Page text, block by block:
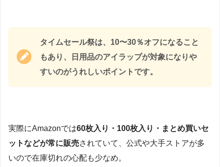
タイムセール祭は、10〜30％オフになること
もあり、日用品のアイラップが対象になりや
すいのがうれしいポイントです。
実際にAmazonでは60枚入り・100枚入り・まとめ買いセ
ットなどが常に販売されていて、公式や大手ストアが多
いので在庫切れの心配も少なめ。